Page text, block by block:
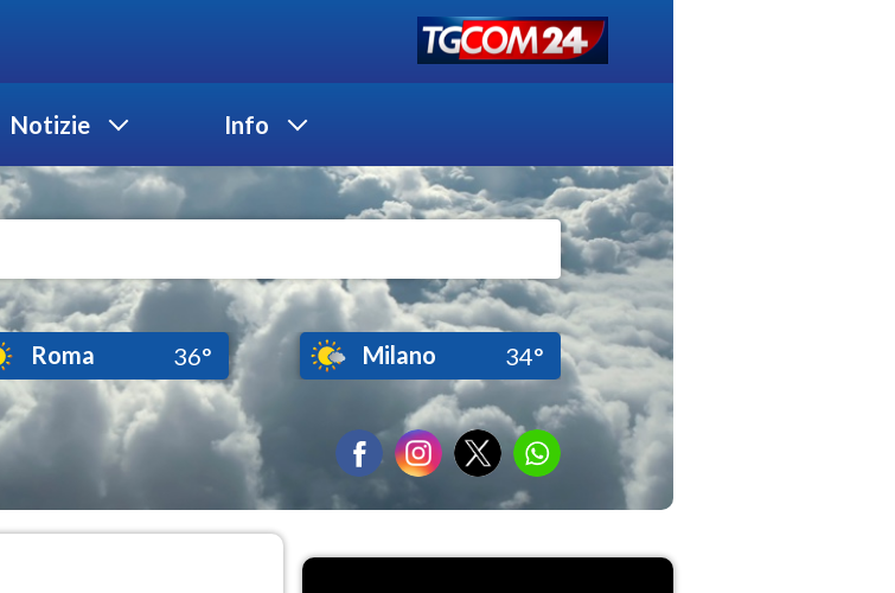
Notizie Info
Roma 36° Milano 34°